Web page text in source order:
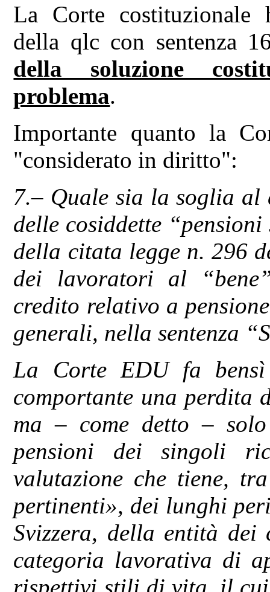
La Corte costituzionale
della qlc con sentenza
della soluzione
problema.
Importante quanto la
"considerato in diritto":
7.– Quale sia la soglia
delle cosiddette
della citata legge n. 296
dei lavoratori al
credito relativo a
generali, nella sentenza
La Corte EDU fa
comportante una perdita
ma – come detto –
pensioni dei singoli
valutazione che tiene,
pertinenti», dei lunghi
Svizzera, della entità
categoria lavorativa di
rispettivi stili di vita, il cui